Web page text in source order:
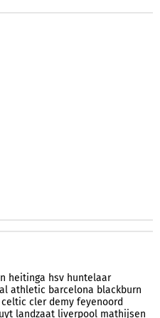
heitinga hsv huntelaar
athletic barcelona blackburn
celtic cler demy feyenoord
landzaat liverpool mathijsen